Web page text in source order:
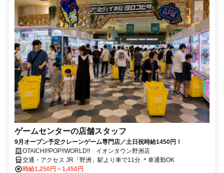
ゲームセンターの店舗スタッフ
9月オープン予定クレーンゲーム専門店／土日祝時給1450円！
OTAICHI!!POP!!WORLD!! イオンタウン野洲店
交通・アクセス JR「野洲」駅より車で11分 ＊車通勤OK
時給1,250円～1,450円